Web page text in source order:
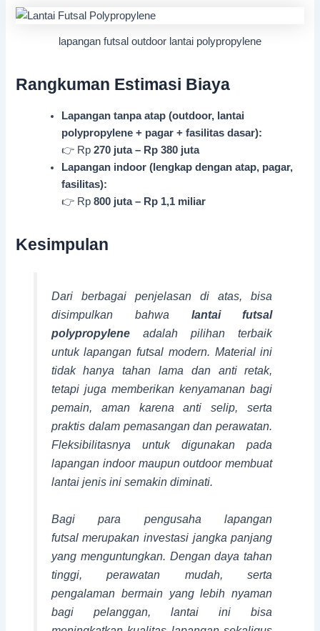
lapangan futsal outdoor lantai polypropylene
Rangkuman Estimasi Biaya
Lapangan tanpa atap (outdoor, lantai
polypropylene + pagar + fasilitas dasar):
👉 Rp270 juta – Rp 380 juta
Lapangan indoor (lengkap dengan atap, pagar,
fasilitas):
👉 Rp800 juta – Rp 1,1 miliar
Kesimpulan
Dari berbagai penjelasan di atas, bisa
disimpulkan bahwa lantai futsal
polypropyleneadalah pilihan terbaik
untuk lapangan futsal modern. Material ini
tidak hanya tahan lama dan anti retak,
tetapi juga memberikan kenyamanan bagi
pemain, aman karena anti selip, serta
praktis dalam pemasangan dan perawatan.
Fleksibilitasnya untuk digunakan pada
lapangan indoor maupun outdoor membuat
lantai jenis ini semakin diminati.
Bagi para pengusaha lapangan
futsal merupakan investasi jangka panjang
yang menguntungkan. Dengan daya tahan
tinggi, perawatan mudah, serta
pengalaman bermain yang lebih nyaman
bagi pelanggan, lantai ini bisa